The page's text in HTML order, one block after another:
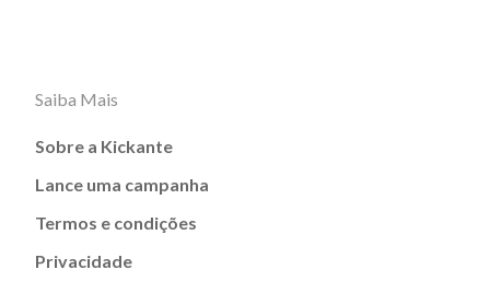
Saiba Mais
Sobre a Kickante
Lance uma campanha
Termos e condições
Privacidade